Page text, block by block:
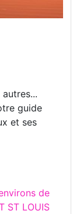
guide
et ses
de
ST LOUIS